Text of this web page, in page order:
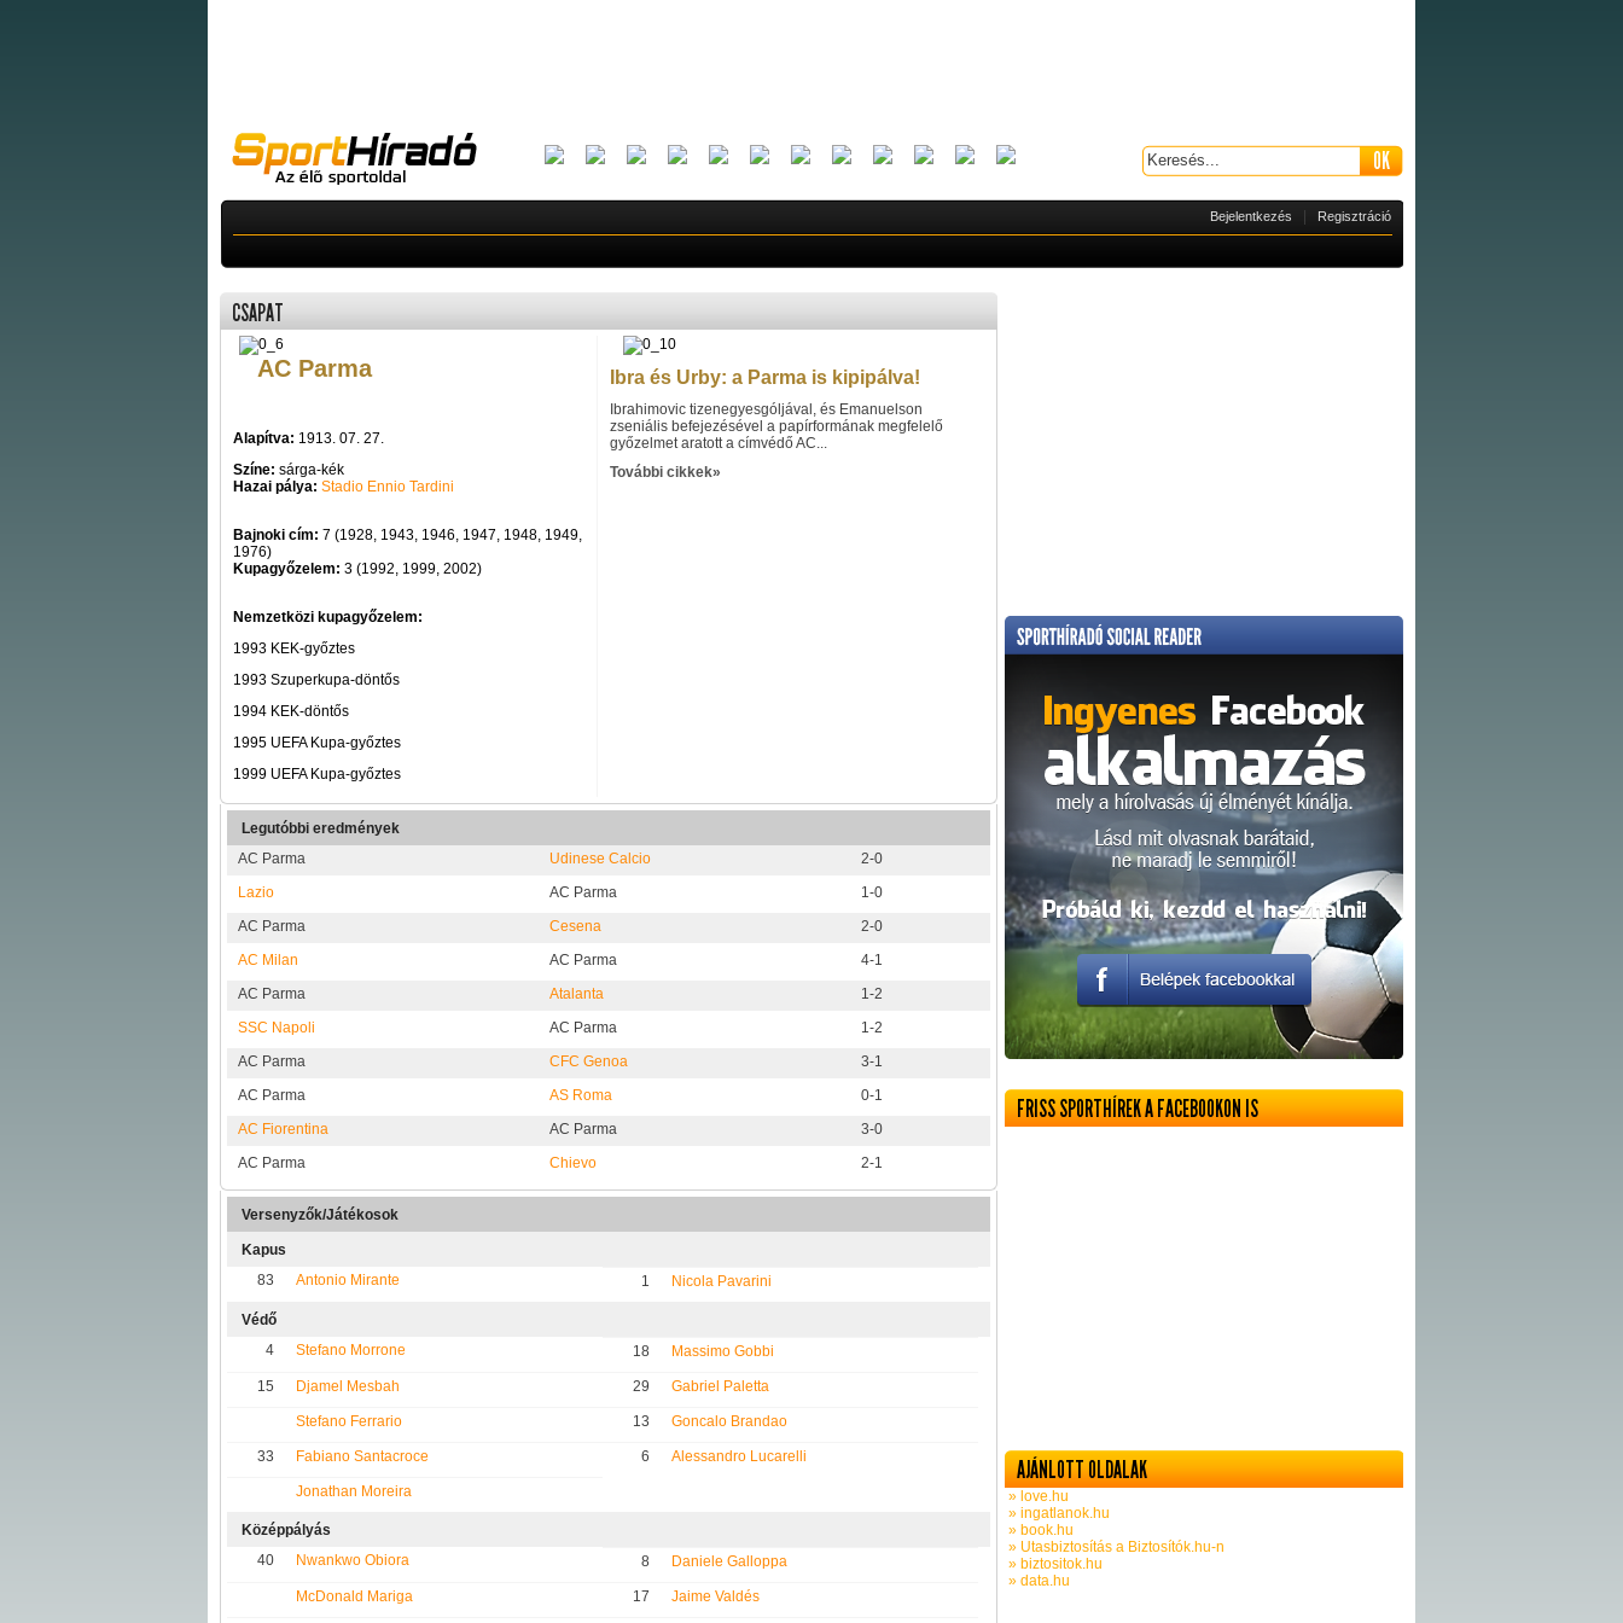
Bejelentkezés Regisztráció
CSAPAT
AC Parma
Alapítva: 1913. 07. 27.
Színe: sárga-kék
Hazai pálya: Stadio Ennio Tardini
Bajnoki cím: 7 (1928, 1943, 1946, 1947, 1948, 1949,
1976)
Kupagyőzelem: 3 (1992, 1999, 2002)
Nemzetközi kupagyőzelem:
1993 KEK-győztes
1993 Szuperkupa-döntős
1994 KEK-döntős
1995 UEFA Kupa-győztes
1999 UEFA Kupa-győztes
Ibra és Urby: a Parma is kipipálva!
Ibrahimovic tizenegyesgóljával, és Emanuelson
zseniális befejezésével a papírformának megfelelő
győzelmet aratott a címvédő AC...
További cikkek»
Legutóbbi eredmények
AC Parma
Udinese Calcio
2-0
Lazio
AC Parma
1-0
AC Parma
Cesena
2-0
AC Milan
AC Parma
4-1
AC Parma
Atalanta
1-2
SSC Napoli
AC Parma
1-2
AC Parma
CFC Genoa
3-1
AC Parma
AS Roma
0-1
AC Fiorentina
AC Parma
3-0
AC Parma
Chievo 2-1
Versenyzők/Játékosok
Kapus
83
Antonio Mirante 1 Nicola Pavarini
Védő
4
Stefano Morrone 18 Massimo Gobbi
15 Djamel Mesbah 29 Gabriel Paletta
Stefano Ferrario 13 Goncalo Brandao
33 Fabiano Santacroce 6 Alessandro Lucarelli
Jonathan Moreira
Középpályás
40
Nwankwo Obiora 8 Daniele Galloppa
McDonald Mariga 17 Jaime Valdés
FRISS SPORTHÍREK A FACEBOOKON IS
AJÁNLOTT OLDALAK
» love.hu
» ingatlanok.hu
» book.hu
» Utasbiztosítás a Biztosítók.hu-n
» biztositok.hu
» data.hu